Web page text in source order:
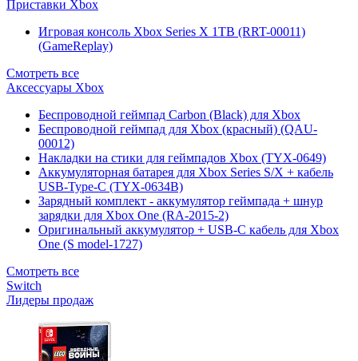
Приставки Xbox
Игровая консоль Xbox Series X 1TB (RRT-00011)
(GameReplay)
Смотреть все
Аксессуары Xbox
Беспроводной геймпад Carbon (Black) для Xbox
Беспроводной геймпад для Xbox (красный) (QAU-
00012)
Накладки на стики для геймпадов Xbox (TYX-0649)
Аккумуляторная батарея для Xbox Series S/X + кабель
USB-Type-C (TYX-0634B)
Зарядный комплект - аккумулятор геймпада + шнур
зарядки для Xbox One (RA-2015-2)
Оригинальный аккумулятор + USB-C кабель для Xbox
One (S model-1727)
Смотреть все
Switch
Лидеры продаж